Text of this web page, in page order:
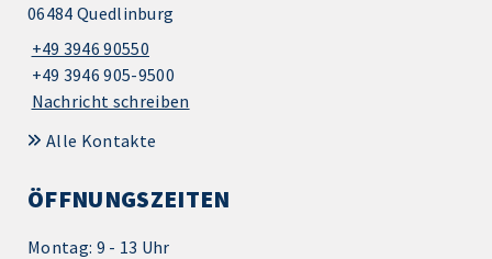
06484 Quedlinburg
+49 3946 90550
+49 3946 905-9500
Nachricht schreiben
Alle Kontakte
ÖFFNUNGSZEITEN
Montag: 9 - 13 Uhr